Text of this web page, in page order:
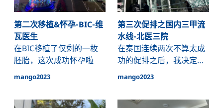
第二次移植&怀孕-BIC-维
瓦医生
在BIC移植了仅剩的一枚
胚胎，这次成功怀孕啦
mango2023
第三次促排之国内三甲流
水线-北医三院
在泰国连续两次不算太成
功的促排之后，我决定在
北京最有名的生殖中心-北
院的促排
mango2023